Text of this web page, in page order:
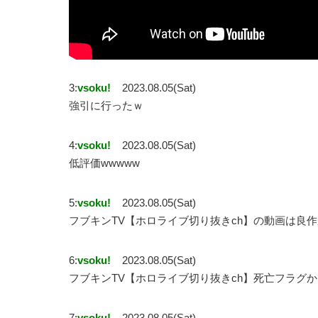
3:vsoku!
2023.08.05(Sat)
強引に行ったｗ
4:vsoku!
2023.08.05(Sat)
低評価wwwww
5:vsoku!
2023.08.05(Sat)
フブキンTV【ホロライブ切り抜きch】の動画は良
6:vsoku!
2023.08.05(Sat)
フブキンTV【ホロライブ切り抜きch】死亡フラグか